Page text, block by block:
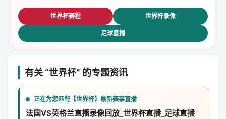
世界杯赛程 世界杯录像
足球直播
有关 “世界杯” 的专题资讯
正在为您匹配【世界杯】最新赛事直播
法国VS英格兰直播录像回放_世界杯直播_足球直播